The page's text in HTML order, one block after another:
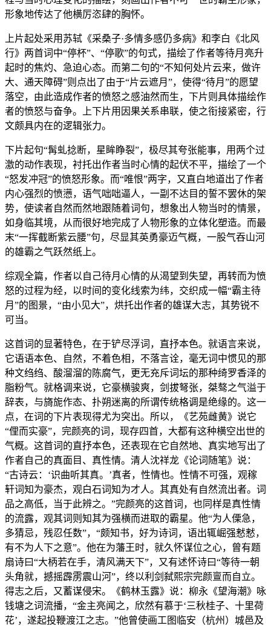
形象地传达了他横厉恣肆的胸怀。
上片起处采用苏轼《采桑子·多情多感仍多病》和李白《北风
行》两首词中“停杯”、“停歌”的句式，描绘了作者等待月亮升
起时的焦灼、急迫心态。而第二句的“不知何处片云来，做许
大、通天障碍”则点出了由于“片云遮月”，使得“待月”的愿望
落空，由此造成作者的愤怒之感油然而生，下片则具体描绘作
者的愤怒与奋争。上下片用因果关系串联，使之衔接紧密，行
文颇具内在的逻辑张力。
下片起句“髯虬捻断，星眸睁裂”，极尽其夸张能事，用两个过
激的动作表现，衬托出作者当时心情的起伏不平，描绘了一个
“怒发冲冠”的愤怒形象。而“唯恨”两字，又直白地道出了作者
内心强烈的愤懑，语气咄咄逼人，一副不达目的誓不罢休的架
势，使读者自然而然地跟随着词句，想象出人物当时的情景，
如身临其境，从而很好地完成了人物形象的立体化塑造。而最
末“一挥截断紫云腰”句，尽显其英勇豪迈气概，一股气吞山河
的雄霸之气跃然纸上。
综观全篇，作者以自己待月心情的从渴望到失望，再转而为愤
怒的过程为经，以时间的变化线索为纬，交织成一幅“霸主待
月”的图景，“由小见大”，烘托出作者的雄谋大志，其势锐不
可当。
这首词的显著特色，在于铲尽浮词，直抒本色。就语言来说，
它语语本色、自然，不着色相，不落言诠，毫无词中惯见的那
种文绉绉、酸溜溜的陈腐气，更无充斥词坛的那种绮罗香泽的
脂粉气。就格调来说，它豪横骏爽，剑拔弩张，桀骜之气溢于
辞表，与旖旎作态、扑朔迷离的所谓传统格调是绝缘的。这一
点，在词的下片表现得尤为突出。所以，《艺苑雌黄》说它
“俚而实豪”，完颜亮的词，现存四首，大都有这种横空出世的
气概。这首词的直抒本色，还表现在它自然地、真实地写出了
作者自己的真面目、真性情。清人沈祥龙《论词随笔》说：
“古诗云：‘识曲听其真。’真者，性情也。性情不可强，观稼
轩词知为豪杰，观白石词知为才人。其真处有自然流出者。词
品之高低，当于此辨之。”完颜亮的这首词，也同样是真性情
的流露，观其词则知其为强横而进取的霸星。他“为人傈急，
多猜忌，残忍任数”，“颇知书，好为诗词，语出辄崛强慭慭，
有不为人下之意”。他在为藩王时，就久怀谋位之心，曾有题
扇诗曰“大柄若在手，清风满天下”，又有述怀诗曰“等待一朝
头角就，撼摇霹雳震山河”，终以利剑弑熙宗完颜亶而自立。
得志之后，又蓄谋侵宋。《鹤林玉露》说：柳永《望海潮》咏
钱塘之词流播，“金主亮闻之，欣然有慕于‘三秋桂子、十里荷
花’，遂起投鞭渡江之志。”他曾使画工图临安（杭州）城邑及